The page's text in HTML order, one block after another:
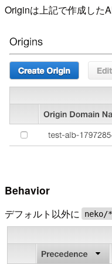
Originは上記で作成した
Behavior
デフォルト以外に neko/*